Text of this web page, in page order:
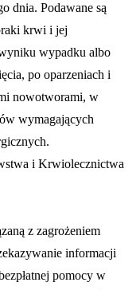
dnia. Podawane są
krwi i jej
wypadku albo
po oparzeniach i
nowotworami, w
wymagających
i Krwiolecznictwa
z zagrożeniem
informacji
pomocy w